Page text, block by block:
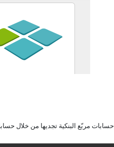
حسابات مربّع البنكية تجديها من خلال